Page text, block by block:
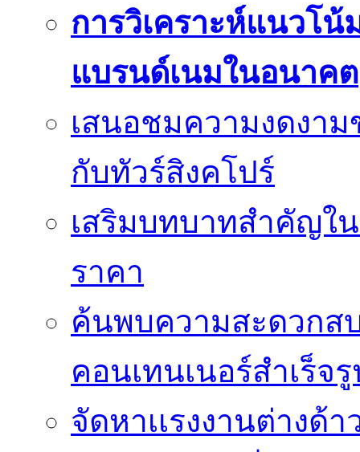
การวิเคราะห์แนวโน้
แบรนด์เนมในอนาคต
เสนอชมความงดงาม
กับทัวร์สิงคโปร์
เสริมบทบาทสำคัญใ
ราคา
ค้นพบความสะดวกส
คอนเทนเนอร์สำเร็จ
จัดหาเเรงงานต่างด้